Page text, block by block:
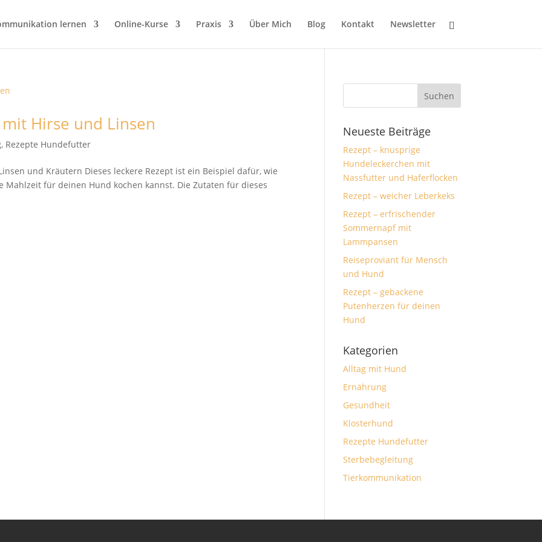
lernen Online-Kurse Praxis Über Mich Blog Kontakt Newsletter
Hirse und Linsen
, Rezepte Hundefutter
und Kräutern Dieses leckere Rezept ist ein Beispiel dafür, wie
für deinen Hund kochen kannst. Die Zutaten für dieses
Neueste Beiträge
Rezept – knusprige
Hundeleckerchen mit
Nassfutter und Haferflocken
Rezept – weicher Leberkeks
Rezept – erfrischender
Sommernapf mit
Lammpansen
Reiseproviant für Mensch
und Hund
Rezept – gebackene
Putenherzen für deinen
Hund
Kategorien
Alltag mit Hund
Ernährung
Gesundheit
Klosterhund
Rezepte Hundefutter
Sterbebegleitung
Tierkommunikation